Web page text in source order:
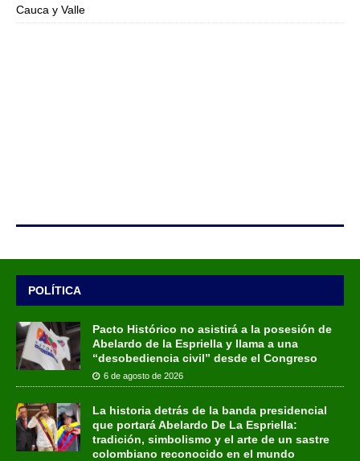
Cauca y Valle
POLÍTICA
Pacto Histórico no asistirá a la posesión de
Abelardo de la Espriella y llama a una
“desobediencia civil” desde el Congreso
6 de agosto de 2026
La historia detrás de la banda presidencial
que portará Abelardo De La Espriella:
tradición, simbolismo y el arte de un sastre
colombiano reconocido en el mundo